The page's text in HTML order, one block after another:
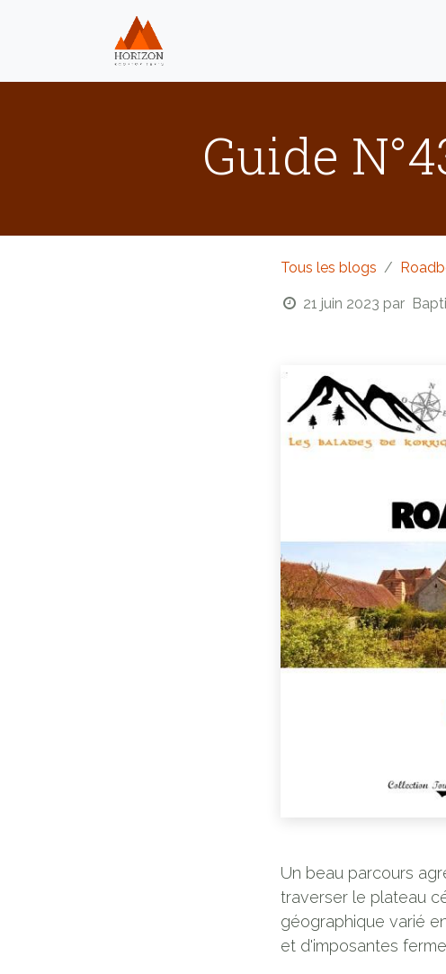
Guide
Tous les blogs
21 juin 2023 par
Un beau parcours
traverser le plateau
géographique varié
et d'imposantes